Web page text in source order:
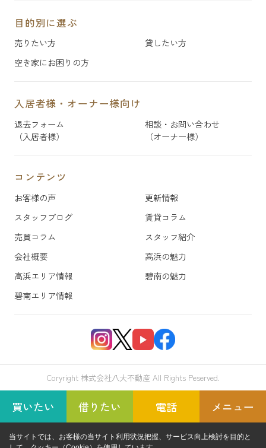
目的別に選ぶ
売りたい方
貸したい方
空き家にお困りの方
入居者様・オーナー様向け
退去フォーム
（入居者様）
相談・お問い合わせ
（オーナー様）
コンテンツ
お客様の声
更新情報
スタッフブログ
賃貸コラム
売買コラム
スタッフ紹介
会社概要
高浜の魅力
高浜エリア情報
碧南の魅力
碧南エリア情報
Coryright 株式会社八大不動産 All Rights Peserved.
買いたい 借りたい 電話 メニュー
当サイトでは、お客様の当サイト利用状況把握、サービス向上検討を目的と